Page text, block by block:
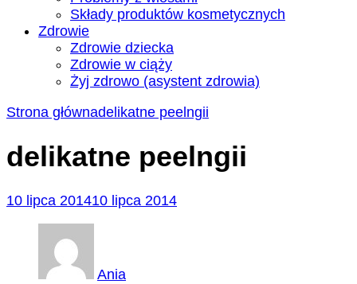
Składy produktów kosmetycznych
Zdrowie
Zdrowie dziecka
Zdrowie w ciąży
Żyj zdrowo (asystent zdrowia)
Strona głównadelikatne peelngii
delikatne peelngii
10 lipca 201410 lipca 2014
Ania